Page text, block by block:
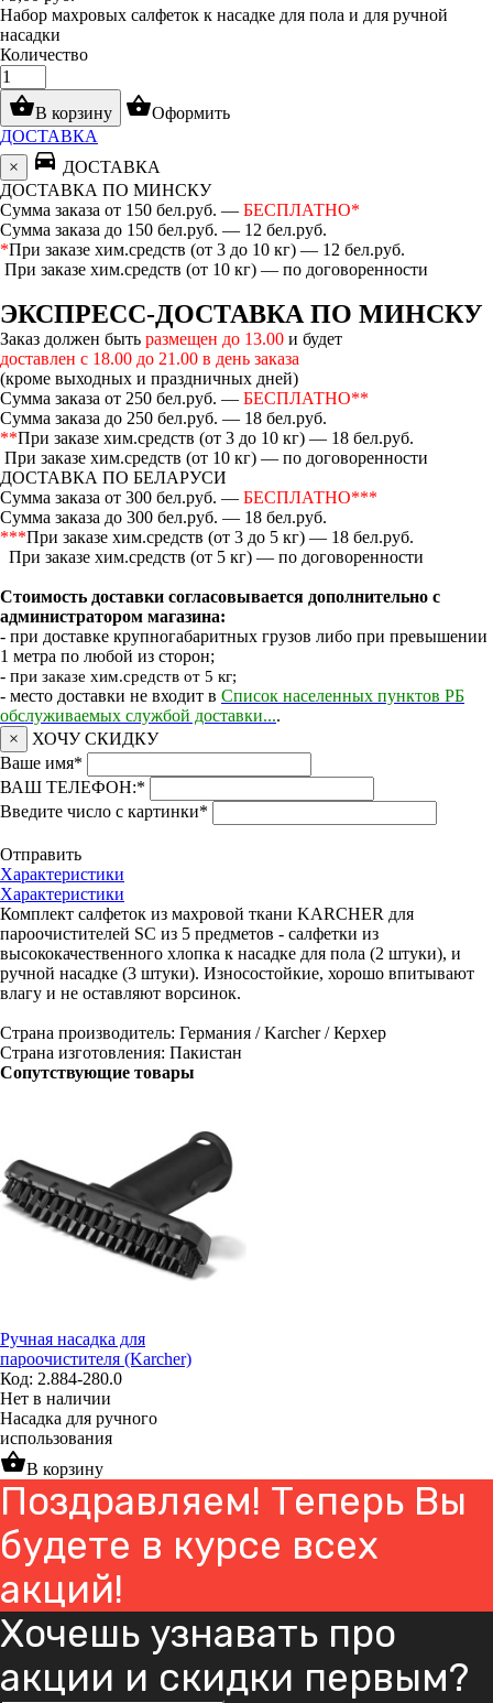
Набор махровых салфеток к насадке для пола и для ручной
насадки
Количество
shopping_basketВ корзину shopping_basketОформить
ДОСТАВКА
×
directions_car ДОСТАВКА
ДОСТАВКА ПО МИНСКУ
Сумма заказа от 150 бел.руб. — БЕСПЛАТНО*
Сумма заказа до 150 бел.руб. — 12 бел.руб.
*При заказе хим.средств (от 3 до 10 кг) — 12 бел.руб.
При заказе хим.средств (от 10 кг) — по договоренности
ЭКСПРЕСС-ДОСТАВКА ПО МИНСКУ
Заказ должен быть размещен до 13.00 и будет
доставлен с 18.00 до 21.00 в день заказа
(кроме выходных и праздничных дней)
Сумма заказа от 250 бел.руб. — БЕСПЛАТНО**
Сумма заказа до 250 бел.руб. — 18 бел.руб.
**При заказе хим.средств (от 3 до 10 кг) — 18 бел.руб.
При заказе хим.средств (от 10 кг) — по договоренности
ДОСТАВКА ПО БЕЛАРУСИ
Сумма заказа от 300 бел.руб. — БЕСПЛАТНО***
Сумма заказа до 300 бел.руб. — 18 бел.руб.
***При заказе хим.средств (от 3 до 5 кг) — 18 бел.руб.
При заказе хим.средств (от 5 кг) — по договоренности
Стоимость доставки согласовывается дополнительно с
администратором магазина:
- при доставке крупногабаритных грузов либо при превышении
1 метра по любой из сторон;
- при заказе хим.средств от 5 кг;
- место доставки не входит в Список населенных пунктов РБ
обслуживаемых службой доставки....
×
ХОЧУ СКИДКУ
Ваше имя*
ВАШ ТЕЛЕФОН:*
Введите число с картинки*
Отправить
Характеристики
Характеристики
Комплект салфеток из махровой ткани KARCHER для
пароочистителей SC из 5 предметов - салфетки из
высококачественного хлопка к насадке для пола (2 штуки), и
ручной насадке (3 штуки). Износостойкие, хорошо впитывают
влагу и не оставляют ворсинок.
Страна производитель: Германия / Karcher / Керхер
Страна изготовления: Пакистан
Сопутствующие товары
Ручная насадка для
пароочистителя (Karcher)
Код: 2.884-280.0
Нет в наличии
Насадка для ручного
использования
shopping_basketВ корзину
Поздравляем! Теперь Вы
будете в курсе всех
акций!
Хочешь узнавать про
акции и скидки первым?